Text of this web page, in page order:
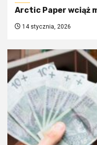
Arctic Paper wciąż
14 stycznia, 2026